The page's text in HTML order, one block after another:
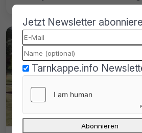
Jetzt Newsletter
Tarnkappe.info